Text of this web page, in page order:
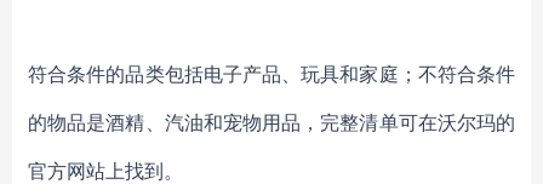
符合条件的品类包括电子产品、玩具和家庭；不符合条件
的物品是酒精、汽油和宠物用品，完整清单可在沃尔玛的
官方网站上找到。